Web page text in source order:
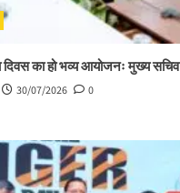
का हो भव्य आयोजनः मुख्य सचिव
30/07/2026 0